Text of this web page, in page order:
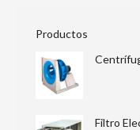
Productos
Filtro